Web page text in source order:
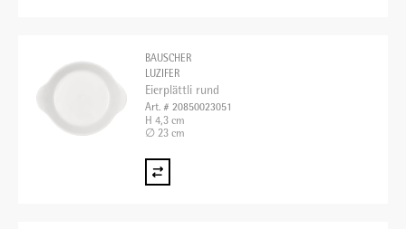
BAUSCHER
LUZIFER
Eierplättli rund
Art. # 20850023051
H 4,3 cm
∅ 23 cm